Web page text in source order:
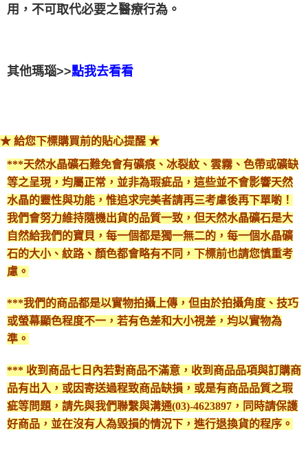
用，不可取代必要之醫療行為。
其他瑪瑙>>點我去看看
★ 給您下標購買前的貼心提醒 ★
***天然水晶礦石難免會有礦痕、冰裂紋、雲霧、色帶或礦缺
等之呈現，均屬正常，並非為瑕疵品，這些並不會影響天然
水晶的靈性與功能，惟追求完美者請再三考慮後再下單喲！
我們會努力維持隨機出貨的品質一致，但天然水晶礦石是大
自然給我們的寶貝，每一個都是獨一無二的，每一個水晶礦
石的大小、紋路、顏色都會略有不同，下標前也請您慎重考
慮。
***我們的商品都是以實物拍攝上傳，但由於拍攝角度、技巧
或螢幕顯色程度不一，若有色差和大小視差，均以實物為
準。
*** 收到商品七日內若對商品不滿意，收到商品品項與訂購商
品有出入，或因寄送過程致商品缺損，或是有商品品質之瑕
疵等問題，請先與我們聯繫與溝通(03)-4623897，同時請保護
好商品，並在沒有人為毀損的情況下，進行退換貨的程序。